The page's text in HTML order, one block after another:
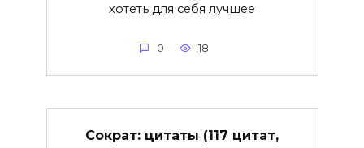
хотеть для себя лучшее
0 18
Сократ: цитаты (117 цитат,